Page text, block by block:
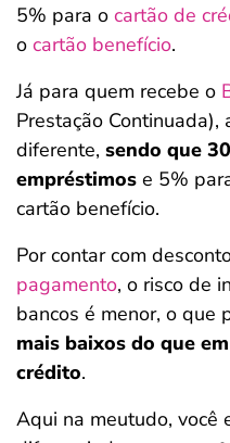
5% para o cartão de
o cartão benefício.
Já para quem recebe o
Prestação
diferente, sendo que
empréstimos e 5%
cartão benefício.
Por contar com
pagamento, o risco de
bancos é menor, o que
mais baixos do que
crédito.
Aqui na meutudo, você